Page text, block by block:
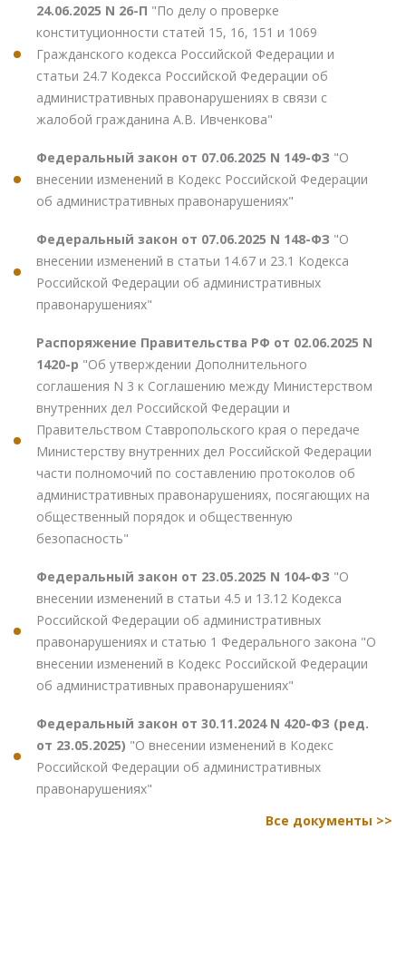
24.06.2025 N 26-П "По делу о проверке
конституционности статей 15, 16, 151 и 1069
Гражданского кодекса Российской Федерации и
статьи 24.7 Кодекса Российской Федерации об
административных правонарушениях в связи с
жалобой гражданина А.В. Ивченкова"
Федеральный закон от 07.06.2025 N 149-ФЗ "О
внесении изменений в Кодекс Российской Федерации
об административных правонарушениях"
Федеральный закон от 07.06.2025 N 148-ФЗ "О
внесении изменений в статьи 14.67 и 23.1 Кодекса
Российской Федерации об административных
правонарушениях"
Распоряжение Правительства РФ от 02.06.2025 N
1420-р "Об утверждении Дополнительного
соглашения N 3 к Соглашению между Министерством
внутренних дел Российской Федерации и
Правительством Ставропольского края о передаче
Министерству внутренних дел Российской Федерации
части полномочий по составлению протоколов об
административных правонарушениях, посягающих на
общественный порядок и общественную
безопасность"
Федеральный закон от 23.05.2025 N 104-ФЗ "О
внесении изменений в статьи 4.5 и 13.12 Кодекса
Российской Федерации об административных
правонарушениях и статью 1 Федерального закона "О
внесении изменений в Кодекс Российской Федерации
об административных правонарушениях"
Федеральный закон от 30.11.2024 N 420-ФЗ (ред.
от 23.05.2025) "О внесении изменений в Кодекс
Российской Федерации об административных
правонарушениях"
Все документы >>